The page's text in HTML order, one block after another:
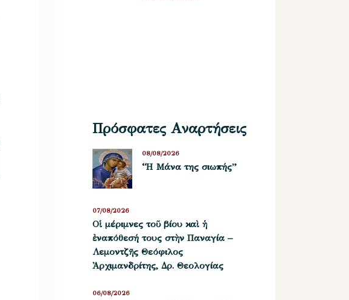
Πρόσφατες Αναρτήσεις
“Η Μάνα της σιωπής”
08/08/2026
Οἱ μέριμνες τοῦ βίου καὶ ἡ
ἐναπόθεσή τους στὴν Παναγία –
Λεμοντζῆς Θεόφιλος
Ἀρχιμανδρίτης, Δρ. Θεολογίας
07/08/2026
06/08/2026